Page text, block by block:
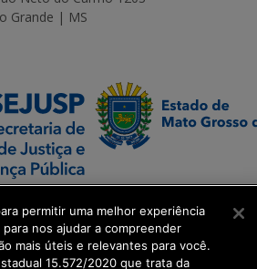
Grande | MS
permitir uma melhor experiência
nos ajudar a compreender
mais úteis e relevantes para você.
15.572/2020 que trata da